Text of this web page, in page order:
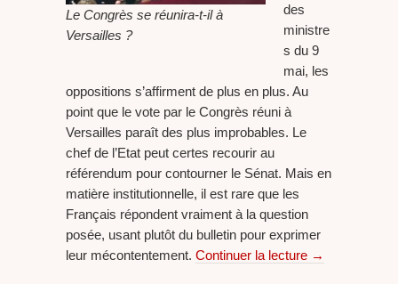
Le Congrès se réunira-t-il à
Versailles ?
des
ministre
s du 9
mai, les
oppositions s’affirment de plus en plus. Au
point que le vote par le Congrès réuni à
Versailles paraît des plus improbables. Le
chef de l’Etat peut certes recourir au
référendum pour contourner le Sénat. Mais en
matière institutionnelle, il est rare que les
Français répondent vraiment à la question
posée, usant plutôt du bulletin pour exprimer
leur mécontentement. Continuer la lecture →